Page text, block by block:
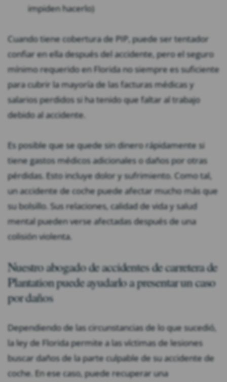
impiden hacerlo)
Cuando tiene cobertura de PIP, puede ser tentador
confiar en ella después del accidente, pero el seguro
mínimo requerido en Florida no siempre es suficiente
para cubrir la mayoría de las facturas médicas y
salarios perdidos si ha tenido que faltar al trabajo
debido al accidente.
Es posible que se quede sin dinero rápidamente si
tiene gastos médicos adicionales o daños por otras
pérdidas. Esto incluye dolor y sufrimiento. Como tal,
un accidente de coche puede afectar mucho más que
su bolsillo. Sus relaciones, calidad de vida y salud
mental pueden verse afectadas después de una
colisión violenta.
Nuestro abogado de accidentes de carretera de
Plantation puede ayudarlo a presentar un caso
por daños
Dependiendo de las circunstancias de lo que sucedió,
la ley de Florida permite a las víctimas de lesiones
buscar daños de la parte culpable de su accidente de
coche. En ese caso, puede recuperar una